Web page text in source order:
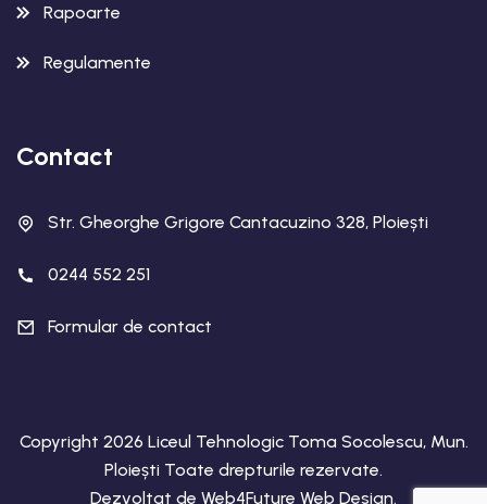
Rapoarte
Regulamente
Contact
Str. Gheorghe Grigore Cantacuzino 328, Ploiești
0244 552 251
Formular de contact
Copyright 2026 Liceul Tehnologic Toma Socolescu, Mun.
Ploiești Toate drepturile rezervate.
Dezvoltat de Web4Future Web Design.